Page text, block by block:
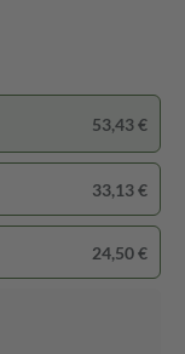
53,43 €
33,13 €
24,50 €